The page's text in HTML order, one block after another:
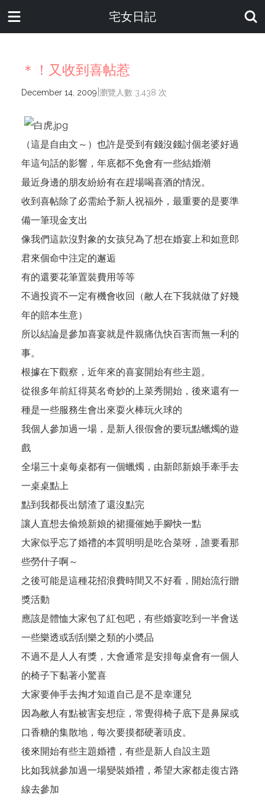
宅女日記
＊！又收到喜帖惹
December 14, 2009 瀏覽人數 3,438 次
（這是自由文～）也許是受到有錢沒錢討個老婆好過
年這句話的影響，年底都不免會有一些結婚潮
最近身邊的朋友紛紛有在趕場喝喜酒的情況。
收到喜帖除了必需給予新人祝福外，最重要的是要準
備一筆現金支出
像我們這款沒對象的女孩兒為了想在婚宴上和如意郎
君來個命中注定的邂逅
有的還要花筆置裝費用等等
不過投資不一定有機會收回（敝人在下我就做了好幾
年的賠本生意）
所以結論是參加喜宴就是件親痛仇快百害而無一利的
事。
根據在下觀察，近年來的喜宴開始有些主題。
從很多年前紅得莫名奇妙的上菜秀開始，後來還有一
種是一些服務生會出來耍火棒玩火球的
我個人參加過一場，是新人很假會的要玩點蠟燭的遊
戲
全場三十桌每桌都有一個蠟燭，由新郎新娘手牽手去
一桌桌點上
點到我都長出鬍渣了還沒點完
讓人直想去偷燒新娘的裙擺催她手腳快一點
大家似乎忘了婚禮的本質明明是吃合菜呀，誰要看那
些勞什子啊～
之後可能是這種花招浪費時間又不好看，開始流行贈
獎活動
應該是體恤大家包了紅包吧，有些婚宴吃到一半會送
一些樂透或刮刮樂之類的小奬品
不過不是人人有獎，大會通常是安排每桌會有一個人
的椅子下黏著小驚喜
大家要伸手去掏才知道自己是不是幸運兒
因為敝人有點被害妄想症，常覺得椅子底下是鼻屎或
口香糖的集散地，每次要摸都硬著頭皮。
後來開始有些主題婚禮，有些是新人自設主題
比如我就參加過一場變裝婚禮，希望大家都走復古路
線去參加